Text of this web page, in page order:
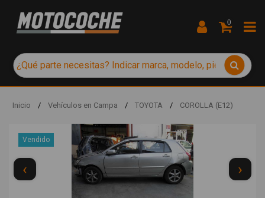
0
Inicio / Vehículos en Campa / TOYOTA / COROLLA (E12)
Vendido
‹ ›